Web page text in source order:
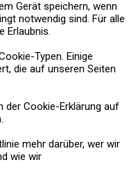
Gerät speichern, wenn
notwendig sind. Für alle
Erlaubnis.
Typen. Einige
die auf unseren Seiten
der Cookie-Erklärung auf
mehr darüber, wer wir
wie wir